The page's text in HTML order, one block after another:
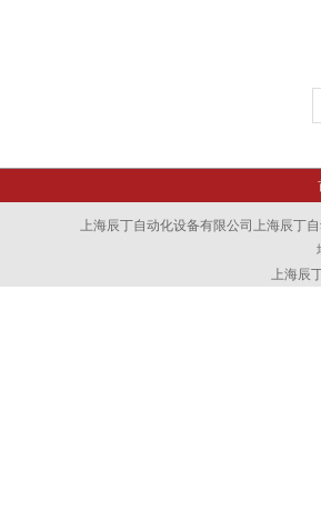
上海辰丁自动化设备有限公司上海辰丁
上海辰